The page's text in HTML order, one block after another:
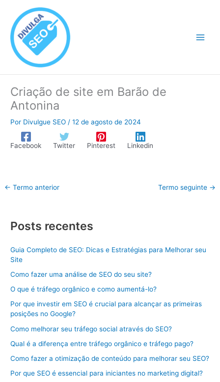
conteúdo
Criação de site em Barão de
Antonina
Por Divulgue SEO /12 de agosto de 2024
Facebook Twitter Pinterest Linkedin
← Termo anterior Termo seguinte →
Posts recentes
Guia Completo de SEO: Dicas e Estratégias para Melhorar seu
Site
Como fazer uma análise de SEO do seu site?
O que é tráfego orgânico e como aumentá-lo?
Por que investir em SEO é crucial para alcançar as primeiras
posições no Google?
Como melhorar seu tráfego social através do SEO?
Qual é a diferença entre tráfego orgânico e tráfego pago?
Como fazer a otimização de conteúdo para melhorar seu SEO?
Por que SEO é essencial para iniciantes no marketing digital?